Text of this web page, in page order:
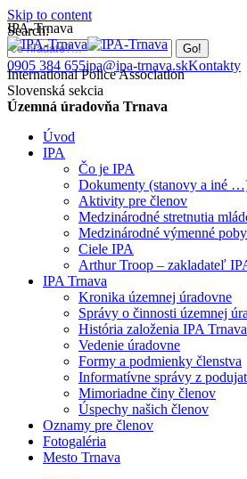
Skip to content
Search:
0905 384 655ipa@ipa-trnava.skKontakty
IPA-Trnava
International Police Association
Slovenská sekcia
Územná úradovňa Trnava
Úvod
IPA
Čo je IPA
Dokumenty (stanovy a iné
Aktivity pre členov
Medzinárodné stretnutia
Medzinárodné výmenné
Ciele IPA
Arthur Troop – zakladateľ
IPA Trnava
Kronika územnej úradovne
Správy o činnosti územnej
História založenia IPA Trnava
Vedenie úradovne
Formy a podmienky členstva
Informatívne správy z
Mimoriadne činy členov
Úspechy našich členov
Oznamy pre členov
Fotogaléria
Mesto Trnava